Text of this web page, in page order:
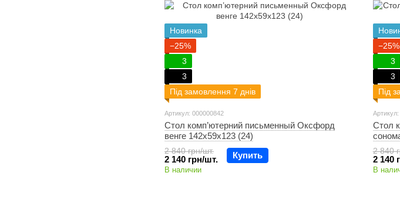
Новинка
−25%
3
3
Під замовлення 7 днів
Артикул: 000000842
Стол комп’ютерний письменный Оксфорд
венге 142х59х123 (24)
2 840 грн/шт.
2 140 грн/шт. Купить
В наличии
−25%
3
3
Під
Стол
2 840
2 140
В